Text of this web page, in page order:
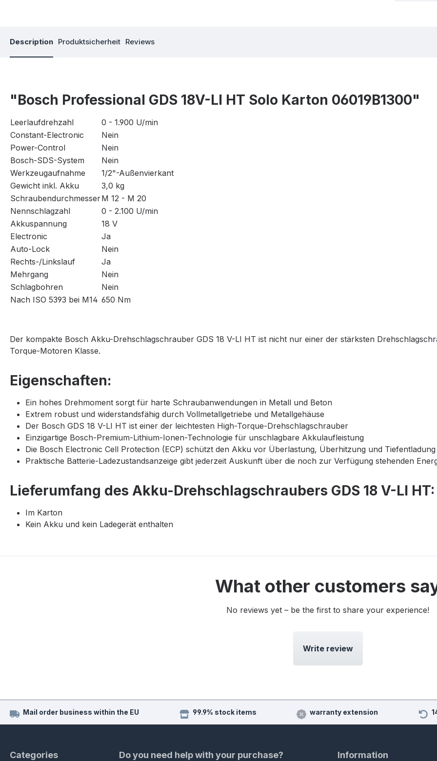
Description Produktsicherheit Reviews
"Bosch Professional GDS 18V-LI HT Solo Karton 06019B1300"
Leerlaufdrehzahl
0 - 1.900 U/min
Constant-Electronic
Nein
Power-Control
Nein
Bosch-SDS-System
Nein
Werkzeugaufnahme
1/2"-Außenvierkant
Gewicht inkl. Akku
3,0 kg
SchraubendurchmesserM 12 - M 20
Nennschlagzahl
0 - 2.100 U/min
Akkuspannung
18 V
Electronic
Ja
Auto-Lock
Nein
Rechts-/Linkslauf
Ja
Mehrgang
Nein
Schlagbohren
Nein
Nach ISO 5393 bei M14 650 Nm
Der kompakte Bosch Akku-Drehschlagschrauber GDS 18 V-LI HT ist nicht nur einer der stärksten
Torque-Motoren Klasse.
Eigenschaften:
Ein hohes Drehmoment sorgt für harte Schraubanwendungen in Metall und Beton
Extrem robust und widerstandsfähig durch Vollmetallgetriebe und Metallgehäuse
Der Bosch GDS 18 V-LI HT ist einer der leichtesten High-Torque-Drehschlagschrauber
Einzigartige Bosch-Premium-Lithium-Ionen-Technologie für unschlagbare Akkulaufleistung
Die Bosch Electronic Cell Protection (ECP) schützt den Akku vor Überlastung, Überhitzung und Tiefentladung
Praktische Batterie-Ladezustandsanzeige gibt jederzeit Auskunft über die noch zur Verfügung stehenden
Lieferumfang des Akku-Drehschlagschraubers GDS 18 V-LI HT:
Im Karton
Kein Akku und kein Ladegerät enthalten
What other customers
No reviews yet – be the first to share your experience!
Write review
Mail order business within the EU 99.9% stock items warranty extension
Categories Do you need help with your purchase? Information